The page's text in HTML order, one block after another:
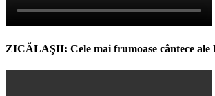
ZICĂLAŞII: Cele mai frumoase cântece ale